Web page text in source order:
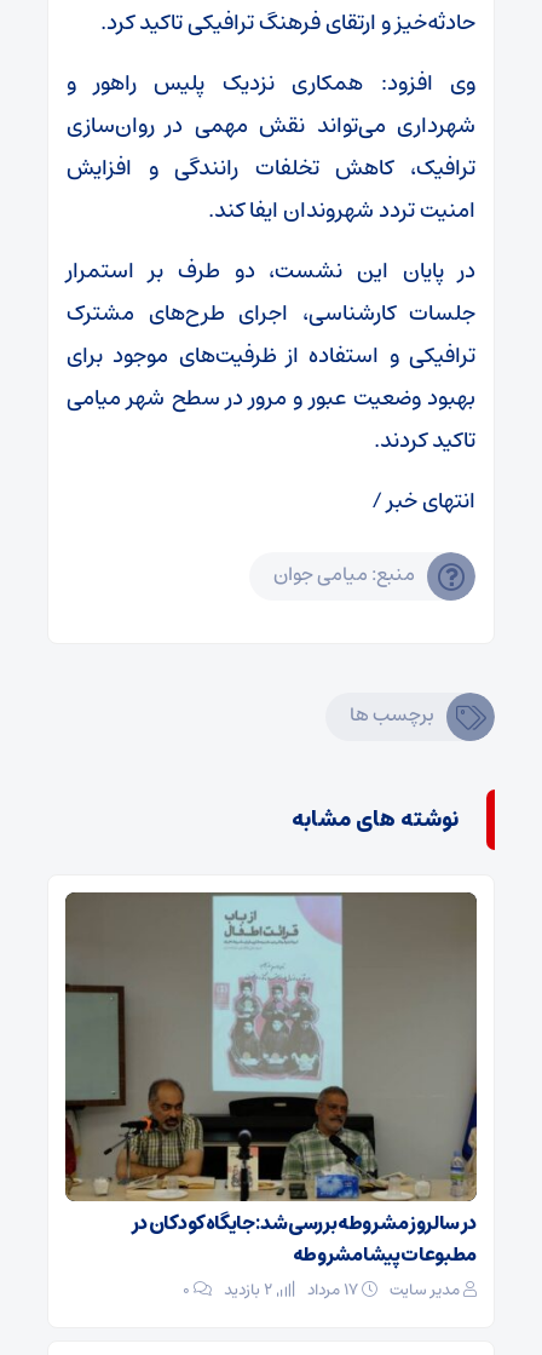
حادثه‌خیز و ارتقای فرهنگ ترافیکی تاکید کرد.
وی افزود: همکاری نزدیک پلیس راهور و
شهرداری می‌تواند نقش مهمی در روان‌سازی
ترافیک، کاهش تخلفات رانندگی و افزایش
امنیت تردد شهروندان ایفا کند.
در پایان این نشست، دو طرف بر استمرار
جلسات کارشناسی، اجرای طرح‌های مشترک
ترافیکی و استفاده از ظرفیت‌های موجود برای
بهبود وضعیت عبور و مرور در سطح شهر میامی
تاکید کردند.
انتهای خبر /
منبع: میامی جوان
برچسب ها
نوشته های مشابه
در سالروز مشروطه بررسی شد: جایگاه کودکان در
مطبوعات پیشامشروطه
مدیر سایت ۰